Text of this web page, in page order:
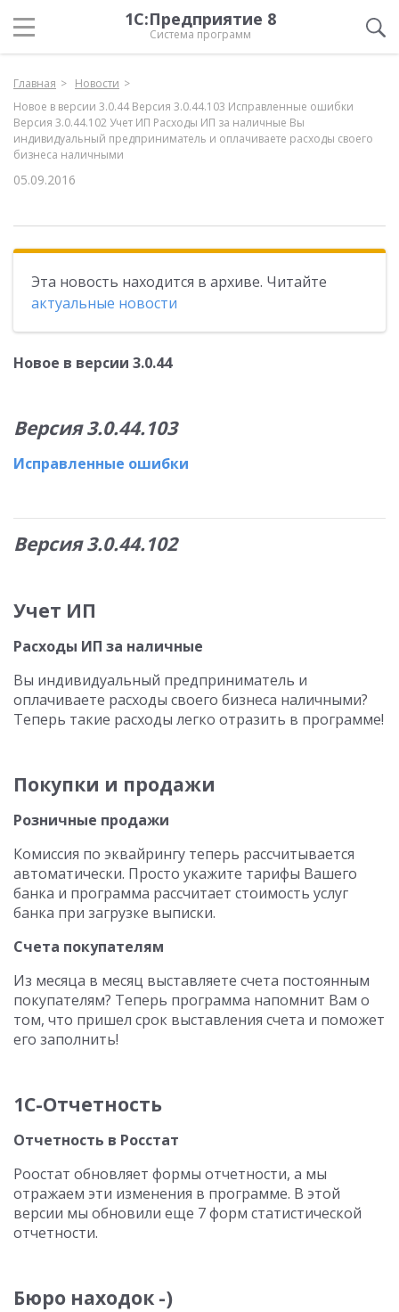
1С:Предприятие 8
Система программ
Главная
Новости
Новое в версии 3.0.44 Версия 3.0.44.103 Исправленные ошибки
Версия 3.0.44.102 Учет ИП Расходы ИП за наличные Вы
индивидуальный предприниматель и оплачиваете расходы своего
бизнеса наличными
05.09.2016
Эта новость находится в архиве. Читайте
актуальные новости
Новое в версии 3.0.44
Версия 3.0.44.103
Исправленные ошибки
Версия 3.0.44.102
Учет ИП
Расходы ИП за наличные
Вы индивидуальный предприниматель и
оплачиваете расходы своего бизнеса наличными?
Теперь такие расходы легко отразить в программе!
Покупки и продажи
Розничные продажи
Комиссия по эквайрингу теперь рассчитывается
автоматически. Просто укажите тарифы Вашего
банка и программа рассчитает стоимость услуг
банка при загрузке выписки.
Счета покупателям
Из месяца в месяц выставляете счета постоянным
покупателям? Теперь программа напомнит Вам о
том, что пришел срок выставления счета и поможет
его заполнить!
1С-Отчетность
Отчетность в Росстат
Роостат обновляет формы отчетности, а мы
отражаем эти изменения в программе. В этой
версии мы обновили еще 7 форм статистической
отчетности.
Бюро находок -)